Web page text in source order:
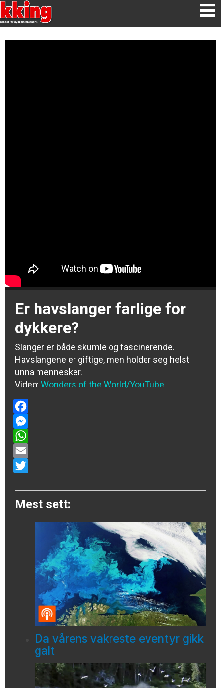
Er havslanger farlige for
dykkere?
Slanger er både skumle og fascinerende.
Havslangene er giftige, men holder seg helst
unna mennesker.
Video: Wonders of the World/YouTube
Facebook
Messenger
WhatsApp
Email
Mest sett:
Da vårens vakreste eventyr gikk
galt